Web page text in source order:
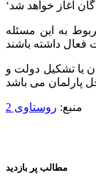
به این مسئله
یا تشکیل دولت و
منبع: روستاوی 2
مطالب پر بازدید